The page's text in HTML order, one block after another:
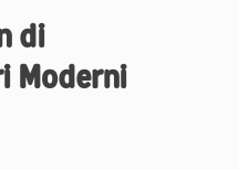
di
Moderni